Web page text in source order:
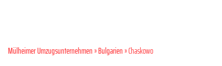
Mülheimer Umzugsunternehmen»Bulgarien» Chaskowo